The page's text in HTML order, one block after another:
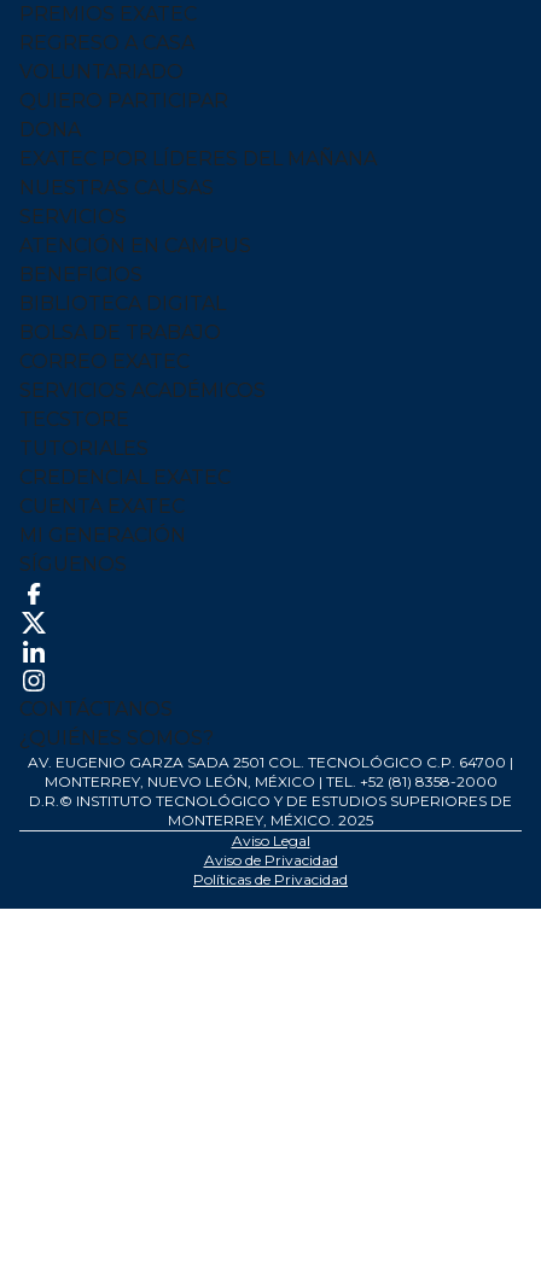
PREMIOS EXATEC
REGRESO A CASA
VOLUNTARIADO
QUIERO PARTICIPAR
DONA
EXATEC POR LÍDERES DEL MAÑANA
NUESTRAS CAUSAS
SERVICIOS
ATENCIÓN EN CAMPUS
BENEFICIOS
BIBLIOTECA DIGITAL
BOLSA DE TRABAJO
CORREO EXATEC
SERVICIOS ACADÉMICOS
TECSTORE
TUTORIALES
CREDENCIAL EXATEC
CUENTA EXATEC
MI GENERACIÓN
SÍGUENOS
CONTÁCTANOS
¿QUIÉNES SOMOS?
AV. EUGENIO GARZA SADA 2501 COL. TECNOLÓGICO C.P. 64700 |
MONTERREY, NUEVO LEÓN, MÉXICO | TEL. +52 (81) 8358-2000
D.R.© INSTITUTO TECNOLÓGICO Y DE ESTUDIOS SUPERIORES DE
MONTERREY, MÉXICO. 2025
Aviso Legal
Aviso de Privacidad
Políticas de Privacidad